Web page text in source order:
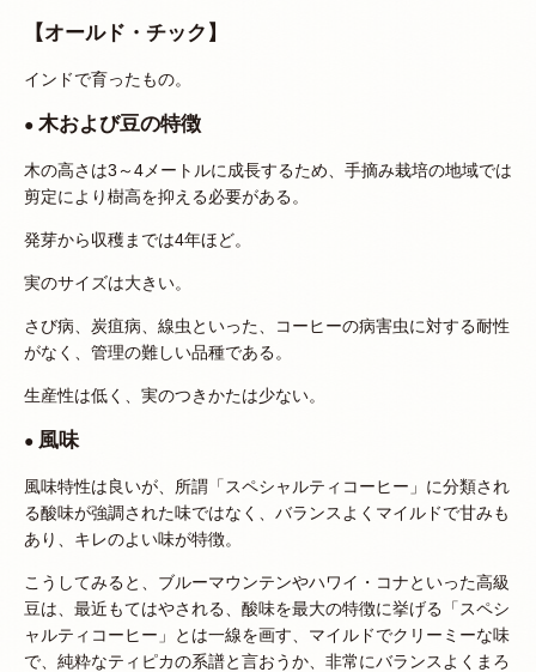
【オールド・チック】
インドで育ったもの。
● 木および豆の特徴
木の高さは3～4メートルに成長するため、手摘み栽培の地域では
剪定により樹高を抑える必要がある。
発芽から収穫までは4年ほど。
実のサイズは大きい。
さび病、炭疽病、線虫といった、コーヒーの病害虫に対する耐性
がなく、管理の難しい品種である。
生産性は低く、実のつきかたは少ない。
● 風味
風味特性は良いが、所謂「スペシャルティコーヒー」に分類され
る酸味が強調された味ではなく、バランスよくマイルドで甘みも
あり、キレのよい味が特徴。
こうしてみると、ブルーマウンテンやハワイ・コナといった高級
豆は、最近もてはやされる、酸味を最大の特徴に挙げる「スペシ
ャルティコーヒー」とは一線を画す、マイルドでクリーミーな味
で、純粋なティピカの系譜と言おうか、非常にバランスよくまろ